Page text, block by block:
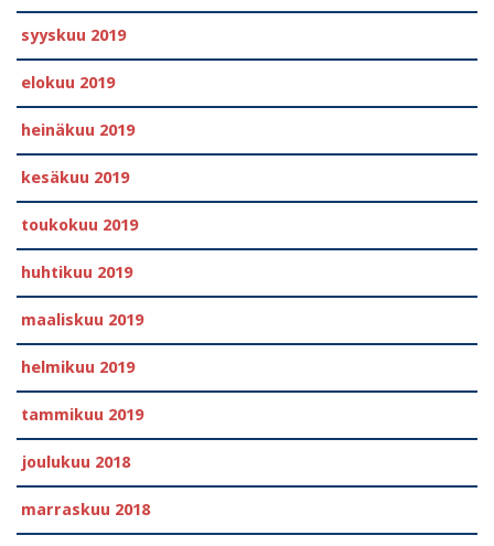
syyskuu 2019
elokuu 2019
heinäkuu 2019
kesäkuu 2019
toukokuu 2019
huhtikuu 2019
maaliskuu 2019
helmikuu 2019
tammikuu 2019
joulukuu 2018
marraskuu 2018